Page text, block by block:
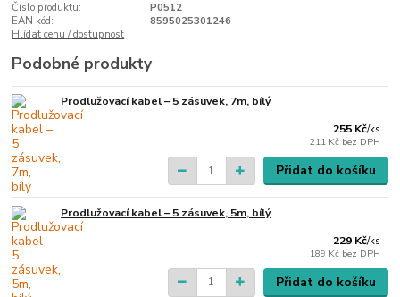
Číslo produktu:
P0512
EAN kód:
8595025301246
Hlídat cenu / dostupnost
Podobné produkty
Prodlužovací kabel – 5 zásuvek, 7m, bílý
255 Kč/ks
211 Kč bez DPH
Přidat do košíku
Prodlužovací kabel – 5 zásuvek, 5m, bílý
229 Kč/ks
189 Kč bez DPH
Přidat do košíku